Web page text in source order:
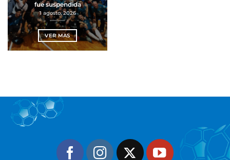
fue suspendida
1 agosto, 2026
VER MAS